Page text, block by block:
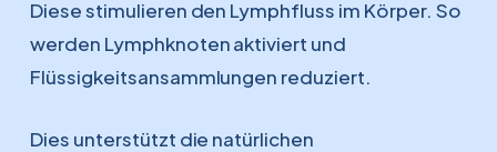
Diese stimulieren den Lymphfluss im Körper. So
werden Lymphknoten aktiviert und
Flüssigkeitsansammlungen reduziert.
Dies unterstützt die natürlichen